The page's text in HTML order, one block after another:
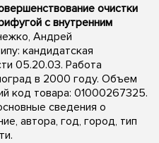
очистки
с внутренним
Андрей
кандидатская
05.20.03. Работа
в 2000 году. Объем
код товара: 01000267325.
сведения о
автора, год, город, тип